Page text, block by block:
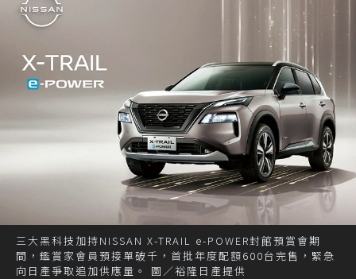
三大黑科技加持NISSAN X-TRAIL e-POWER封館預賞會期
間，鑑賞家會員預接單破千，首批年度配額600台完售，緊急
向日產爭取追加供應量。 圖／裕隆日產提供